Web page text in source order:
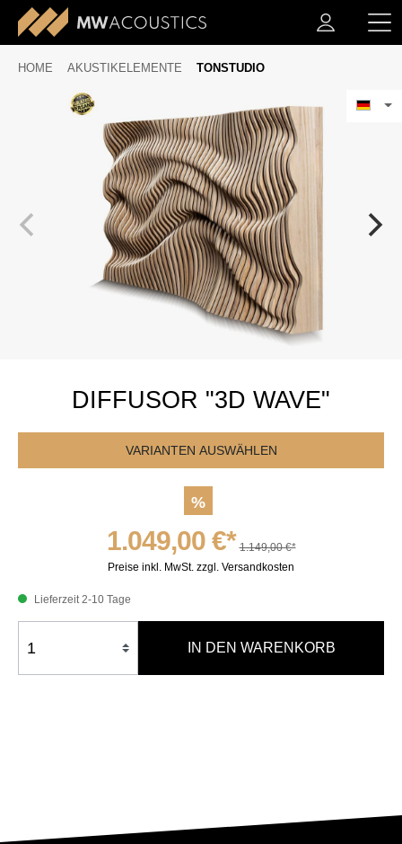
HOME AKUSTIKELEMENTE TONSTUDIO
DIFFUSOR "3D WAVE"
VARIANTEN AUSWÄHLEN
%
1.049,00 €* 1.149,00 €*
Preise inkl. MwSt. zzgl. Versandkosten
Lieferzeit 2-10 Tage
IN DEN WARENKORB